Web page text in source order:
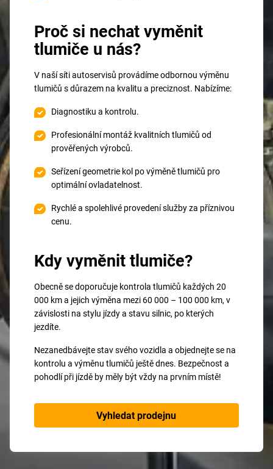
Proč si nechat vyměnit
tlumiče u nás?
V naší síti autoservisů provádíme odbornou výměnu
tlumičů s důrazem na kvalitu a preciznost. Nabízíme:
Diagnostiku a kontrolu.
Profesionální montáž kvalitních tlumičů od
prověřených výrobců.
Seřízení geometrie kol po výměně tlumičů pro
optimální ovladatelnost.
Rychlé a spolehlivé provedení služby za příznivou
cenu.
Kdy vyměnit tlumiče?
Obecně se doporučuje kontrola tlumičů každých 20
000 km a jejich výměna mezi 60 000 – 100 000 km, v
závislosti na stylu jízdy a stavu silnic, po kterých
jezdíte.
Nezanedbávejte stav svého vozidla a objednejte se na
kontrolu a výměnu tlumičů ještě dnes. Bezpečnost a
pohodlí při jízdě by měly být vždy na prvním místě!
Vyhledat prodejnu